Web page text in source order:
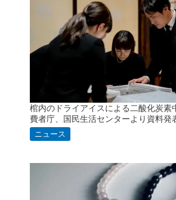
棺内のドライアイスによる二酸化炭素
費者庁、国民生活センターより資料発
ニュース